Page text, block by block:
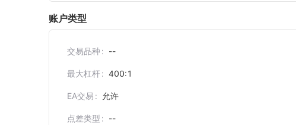
账户类型
交易品种 --
最大杠杆 400:1
EA交易 允许
点差类型 --